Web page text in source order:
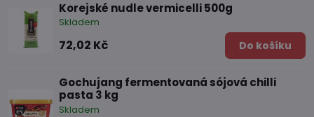
Korejské nudle vermicelli 500g
Skladem
72,02 Kč Do košíku
Gochujang fermentovaná sójová chilli
pasta 3 kg
Skladem